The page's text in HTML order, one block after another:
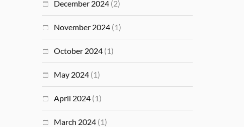
December 2024 (2)
November 2024 (1)
October 2024 (1)
May 2024 (1)
April 2024 (1)
March 2024 (1)